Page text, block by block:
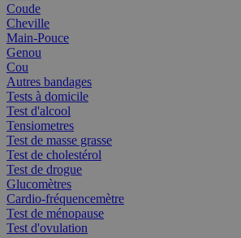
Coude
Cheville
Main-Pouce
Genou
Cou
Autres bandages
Tests à domicile
Test d'alcool
Tensiometres
Test de masse grasse
Test de cholestérol
Test de drogue
Glucomètres
Cardio-fréquencemètre
Test de ménopause
Test d'ovulation